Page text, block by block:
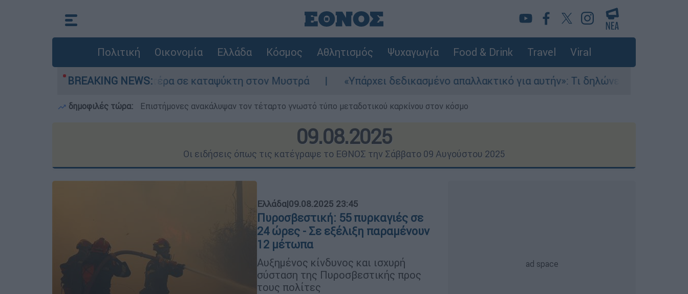
Πολιτική Οικονομία Ελλάδα Κόσμος Αθλητισμός Ψυχαγωγία Food & Drink Travel Viral
BREAKING NEWS:
νεκρό του πατέρα σε καταψύκτη στον Μυστρά «Υπάρχει δεδικασμένο απαλλακτικό για αυτήν»: Τι δηλώνει στο ethnos.gr ο Κώστας
δημοφιλές τώρα: Επιστήμονες ανακάλυψαν τον τέταρτο γνωστό τύπο μεταδοτικού καρκίνου στον κόσμο
09.08.2025
Οι ειδήσεις όπως τις κατέγραψε το ΕΘΝΟΣ την Σάββατο 09 Αυγούστου 2025
Ελλάδα|09.08.2025 23:45
Πυροσβεστική: 55 πυρκαγιές σε
24 ώρες - Σε εξέλιξη παραμένουν
12 μέτωπα
Αυξημένος κίνδυνος και ισχυρή
σύσταση της Πυροσβεστικής προς
τους πολίτες